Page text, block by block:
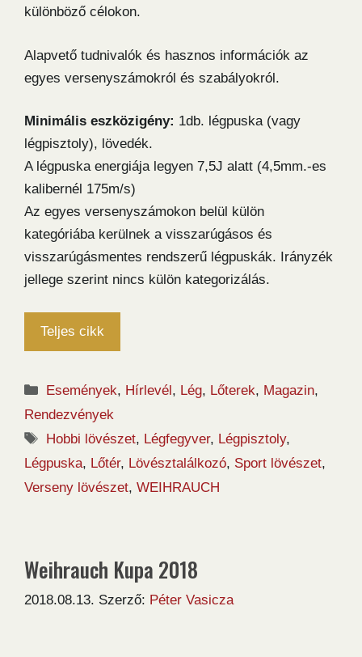
különböző célokon.
Alapvető tudnivalók és hasznos információk az
egyes versenyszámokról és szabályokról.
Minimális eszközigény: 1db. légpuska (vagy
légpisztoly), lövedék.
A légpuska energiája legyen 7,5J alatt (4,5mm.-es
kalibernél 175m/s)
Az egyes versenyszámokon belül külön
kategóriába kerülnek a visszarúgásos és
visszarúgásmentes rendszerű légpuskák. Irányzék
jellege szerint nincs külön kategorizálás.
Teljes cikk
Kategória
Események, Hírlevél, Lég, Lőterek, Magazin,
Rendezvények
Címkék
Hobbi lövészet, Légfegyver, Légpisztoly,
Légpuska, Lőtér, Lövésztalálkozó, Sport lövészet,
Verseny lövészet, WEIHRAUCH
Weihrauch Kupa 2018
2018.08.13. Szerző: Péter Vasicza